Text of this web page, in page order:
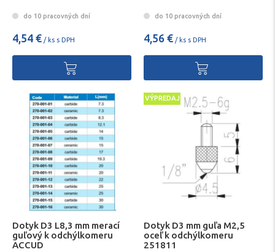
do 10 pracovných dní
4,54 € / ks s DPH
do 10 pracovných dní
4,56 € / ks s DPH
Dotyk D3 L8,3 mm merací
guľový k odchýlkomeru
ACCUD
VÝPREDAJ
Dotyk D3 mm guľa M2,5
oceľ k odchýlkomeru
251811